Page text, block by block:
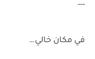
---
في مكان خالي…